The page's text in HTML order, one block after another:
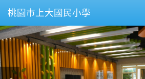
桃園市上大國民小學